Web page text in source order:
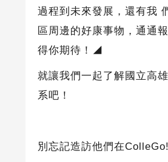
過程到未來發展，還有我
區周邊的好康事物，通通
得你期待！ ◢
就讓我們一起了解 國立高
系吧！
別忘記造訪他們在ColleGo!